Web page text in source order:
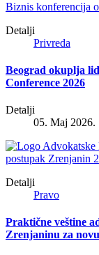
Detalji
Privreda
Beograd okuplja
Conference 2026
Detalji
05. Maj 2026.
Detalji
Pravo
Praktične veštine
Zrenjaninu za